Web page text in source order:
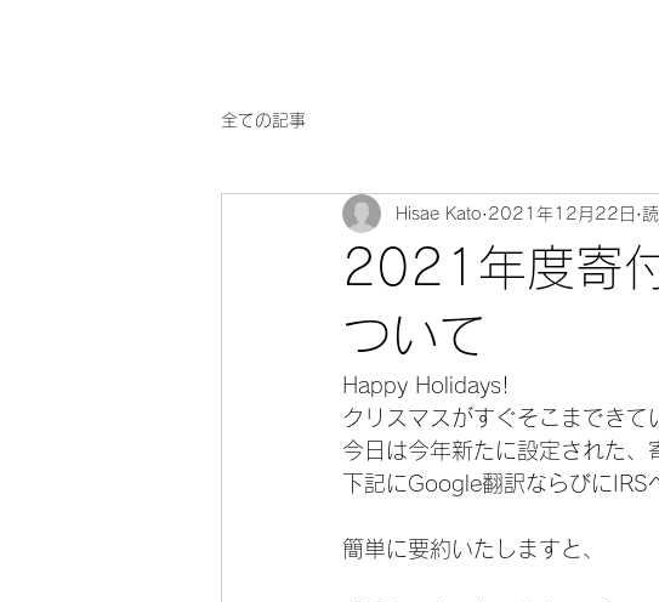
全ての記事
2021年度寄
ついて
Hisae Kato 2021年12月22日
Happy Holidays!
クリスマスがすぐそこまできて
今日は今年新たに設定された、
下記にGoogle翻訳ならびに
簡単に要約いたしますと、